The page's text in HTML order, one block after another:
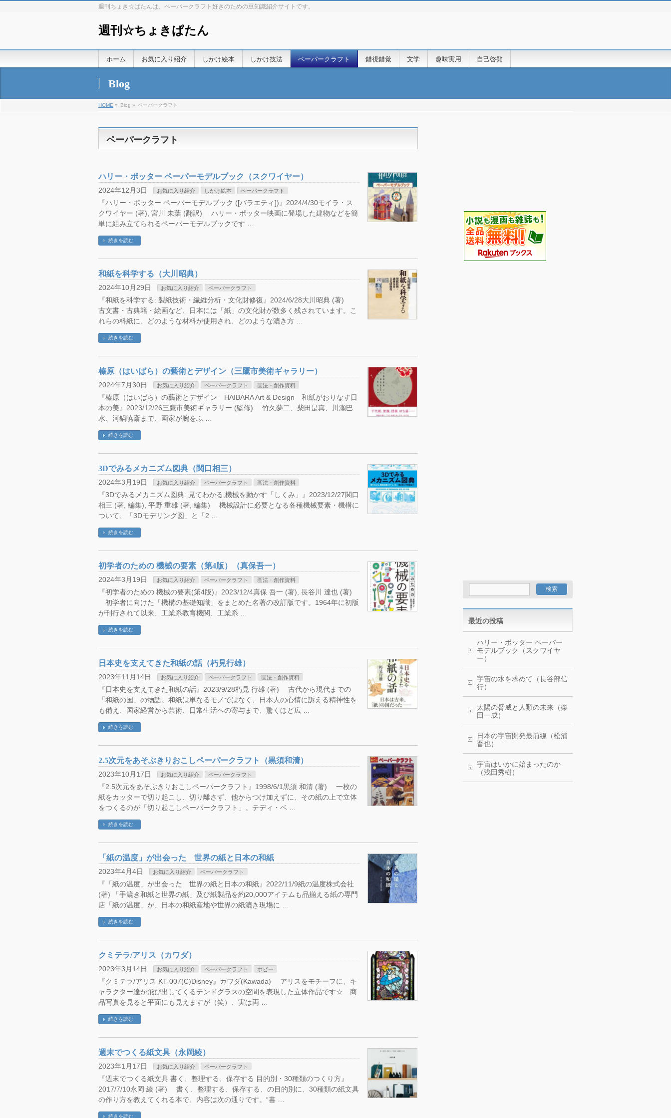
週刊ちょき☆ぱたんは、ペーパークラフト好きのための豆知識紹介サイトです。
週刊☆ちょきぱたん
ホーム お気に入り紹介 しかけ絵本 しかけ技法 ペーパークラフト 錯視錯覚 文学 趣味実用 自己啓発
Blog
HOME » Blog » ペーパークラフト
ペーパークラフト
ハリー・ポッター ペーパーモデルブック（スクワイヤー）
2024年12月3日 お気に入り紹介 しかけ絵本 ペーパークラフト
『ハリー・ポッター ペーパーモデルブック ([バラエティ])』2024/4/30モイラ・ス
クワイヤー (著), 宮川 未葉 (翻訳) ハリー・ポッター映画に登場した建物などを簡
単に組み立てられるペーパーモデルブックです …
続きを読む
和紙を科学する（大川昭典）
2024年10月29日 お気に入り紹介 ペーパークラフト
『和紙を科学する: 製紙技術・繊維分析・文化財修復』2024/6/28大川昭典 (著)
古文書・古典籍・絵画など、日本には「紙」の文化財が数多く残されています。こ
れらの料紙に、どのような材料が使用され、どのような漉き方 …
続きを読む
榛原（はいばら）の藝術とデザイン（三鷹市美術ギャラリー）
2024年7月30日 お気に入り紹介 ペーパークラフト 画法・創作資料
『榛原（はいばら）の藝術とデザイン HAIBARA Art & Design 和紙がおりなす日
本の美』2023/12/26三鷹市美術ギャラリー (監修) 竹久夢二、柴田是真、川瀬巴
水、河鍋暁斎まで、画家が腕をふ …
続きを読む
3Dでみるメカニズム図典（関口相三）
2024年3月19日 お気に入り紹介 ペーパークラフト 画法・創作資料
『3Dでみるメカニズム図典: 見てわかる,機械を動かす「しくみ」』2023/12/27関口
相三 (著, 編集), 平野 重雄 (著, 編集) 機械設計に必要となる各種機械要素・機構に
ついて、「3Dモデリング図」と「2 …
続きを読む
初学者のための 機械の要素（第4版）（真保吾一）
2024年3月19日 お気に入り紹介 ペーパークラフト 画法・創作資料
『初学者のための 機械の要素(第4版)』2023/12/4真保 吾一 (著), 長谷川 達也 (著)
初学者に向けた「機構の基礎知識」をまとめた名著の改訂版です。1964年に初版
が刊行されて以来、工業系教育機関、工業系 …
続きを読む
日本史を支えてきた和紙の話（朽見行雄）
2023年11月14日 お気に入り紹介 ペーパークラフト 画法・創作資料
『日本史を支えてきた和紙の話』2023/9/28朽見 行雄 (著) 古代から現代までの
「和紙の国」の物語。和紙は単なるモノではなく、日本人の心情に訴える精神性を
も備え、国家経営から芸術、日常生活への寄与まで、驚くほど広 …
続きを読む
2.5次元をあそぶきりおこしペーパークラフト（黒須和清）
2023年10月17日 お気に入り紹介 ペーパークラフト
『2.5次元をあそぶきりおこしペーパークラフト』1998/6/1黒須 和清 (著) 一枚の
紙をカッターで切り起こし、切り離さず、他からつけ加えずに、その紙の上で立体
をつくるのが「切り起こしペーパークラフト」。テディ・ベ …
続きを読む
「紙の温度」が出会った 世界の紙と日本の和紙
2023年4月4日 お気に入り紹介 ペーパークラフト
『「紙の温度」が出会った 世界の紙と日本の和紙』2022/11/9紙の温度株式会社
(著) 「手漉き和紙と世界の紙」及び紙製品を約20,000アイテムも品揃える紙の専門
店「紙の温度」が、日本の和紙産地や世界の紙漉き現場に …
続きを読む
クミテラ/アリス（カワダ）
2023年3月14日 お気に入り紹介 ペーパークラフト ホビー
『クミテラ/アリス KT-007(C)Disney』カワダ(Kawada) アリスをモチーフに、キ
ャラクター達が飛び出してくるテンドグラスの空間を表現した立体作品です☆ 商
品写真を見ると平面にも見えますが（笑）、実は両 …
続きを読む
週末でつくる紙文具（永岡綾）
2023年1月17日 お気に入り紹介 ペーパークラフト
『週末でつくる紙文具 書く、整理する、保存する 目的別・30種類のつくり方』
2017/7/10永岡 綾 (著) 書く、整理する、保存する、の目的別に、30種類の紙文具
の作り方を教えてくれる本で、内容は次の通りです。“書 …
続きを読む
最近の投稿
ハリー・ポッター ペーパー
モデルブック（スクワイヤ
ー）
宇宙の水を求めて（長谷部信
行）
太陽の脅威と人類の未来（柴
田一成）
日本の宇宙開発最前線（松浦
晋也）
宇宙はいかに始まったのか
（浅田秀樹）